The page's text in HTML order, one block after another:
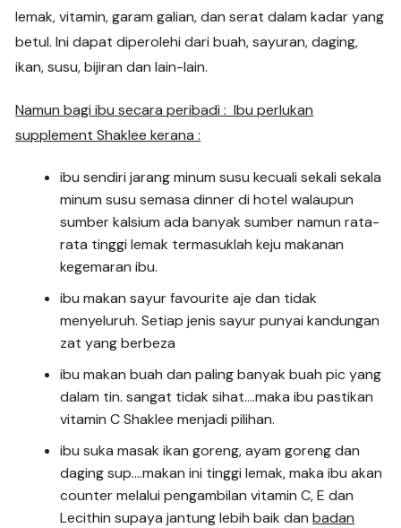
lemak, vitamin, garam galian, dan serat dalam kadar yang
betul. Ini dapat diperolehi dari buah, sayuran, daging,
ikan, susu, bijiran dan lain-lain.
Namun bagi ibu secara peribadi : Ibu perlukan
supplement Shaklee kerana :
ibu sendiri jarang minum susu kecuali sekali sekala
minum susu semasa dinner di hotel walaupun
sumber kalsium ada banyak sumber namun rata-
rata tinggi lemak termasuklah keju makanan
kegemaran ibu.
ibu makan sayur favourite aje dan tidak
menyeluruh. Setiap jenis sayur punyai kandungan
zat yang berbeza
ibu makan buah dan paling banyak buah pic yang
dalam tin. sangat tidak sihat….maka ibu pastikan
vitamin C Shaklee menjadi pilihan.
ibu suka masak ikan goreng, ayam goreng dan
daging sup….makan ini tinggi lemak, maka ibu akan
counter melalui pengambilan vitamin C, E dan
Lecithin supaya jantung lebih baik danbadan